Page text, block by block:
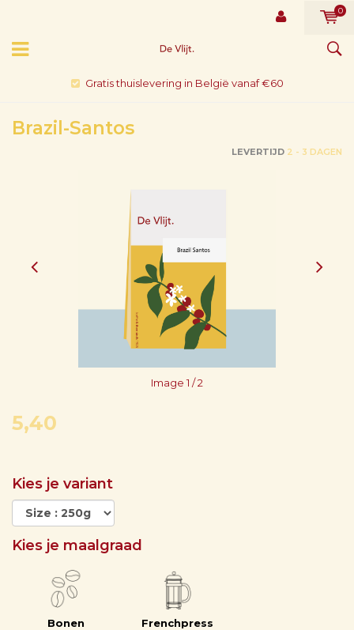
0
Gratis thuislevering in België vanaf €60
Brazil-Santos
LEVERTIJD 2 - 3 DAGEN
Image1 / 2
5,40
Kies je variant
Kies je maalgraad
Bonen Frenchpress